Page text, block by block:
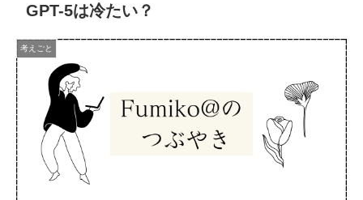
GPT-5は冷たい？
考えごと